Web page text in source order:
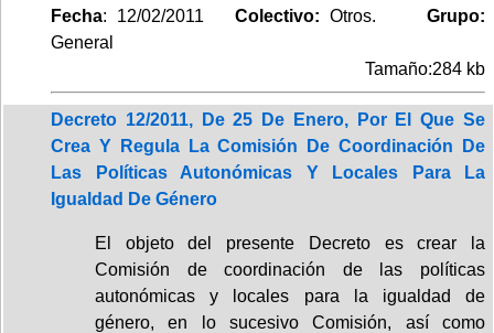
Fecha: 12/02/2011 Colectivo:Otros.
Grupo:
General
Tamaño:284 kb
Decreto 12/2011, De 25 De Enero, Por El Que Se
Crea Y Regula La Comisión De Coordinación De
Las Políticas Autonómicas Y Locales Para La
Igualdad De Género
El objeto del presente Decreto es crear la
Comisión de coordinación de las políticas
autonómicas y locales para la igualdad de
género, en lo sucesivo Comisión, así como